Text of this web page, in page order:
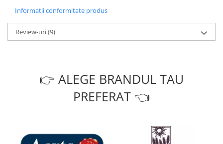
Informatii conformitate produs
Review-uri(9)
👉 ALEGE BRANDUL TAU
PREFERAT 👈